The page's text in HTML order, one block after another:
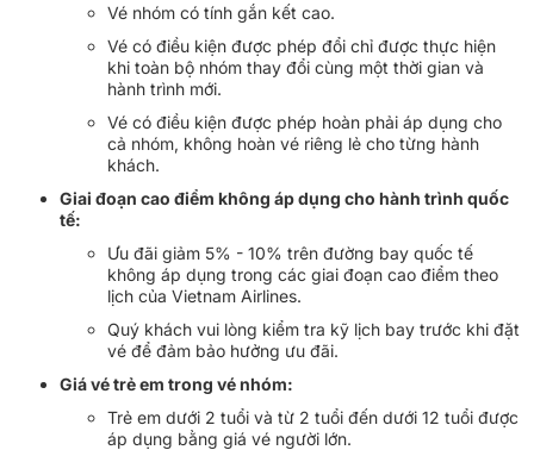
Vé nhóm có tính gắn kết cao.
Vé có điều kiện được phép đổi chỉ được thực hiện
khi toàn bộ nhóm thay đổi cùng một thời gian và
hành trình mới.
Vé có điều kiện được phép hoàn phải áp dụng cho
cả nhóm, không hoàn vé riêng lẻ cho từng hành
khách.
Giai đoạn cao điểm không áp dụng cho hành trình quốc
tế:
Ưu đãi giảm 5% - 10% trên đường bay quốc tế
không áp dụng trong các giai đoạn cao điểm theo
lịch của Vietnam Airlines.
Quý khách vui lòng kiểm tra kỹ lịch bay trước khi đặt
vé để đảm bảo hưởng ưu đãi.
Giá vé trẻ em trong vé nhóm:
Trẻ em dưới 2 tuổi và từ 2 tuổi đến dưới 12 tuổi được
áp dụng bằng giá vé người lớn.